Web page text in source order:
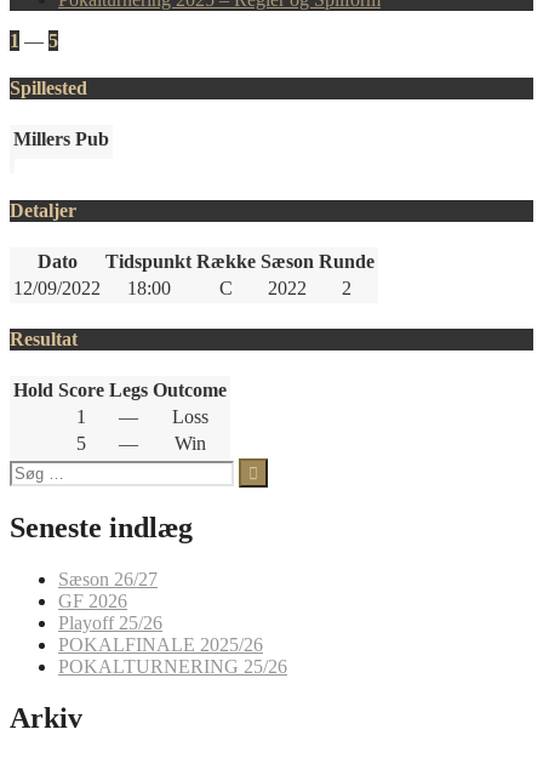
1 — 5
Spillested
Millers Pub
Detaljer
Dato Tidspunkt Række Sæson Runde
12/09/2022
18:00 C 2022 2
Resultat
Hold Score Legs Outcome
1
—
Loss
5
—
Win
Søg
efter:
Seneste indlæg
Sæson 26/27
GF 2026
Playoff 25/26
POKALFINALE 2025/26
POKALTURNERING 25/26
Arkiv